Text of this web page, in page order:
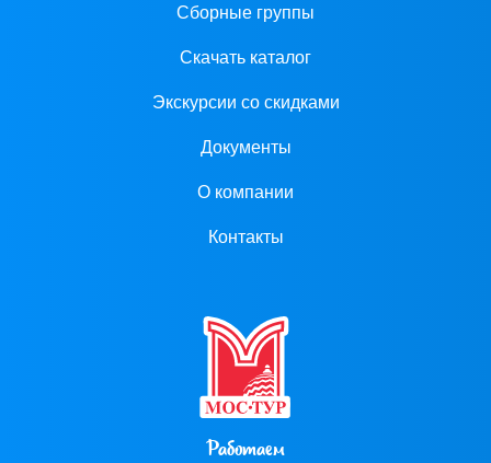
Сборные группы
Скачать каталог
Экскурсии со скидками
Документы
О компании
Контакты
Работаем